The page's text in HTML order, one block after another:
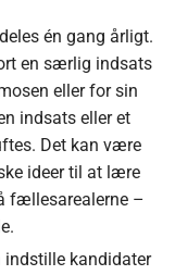
én gang årligt.
en særlig indsats
eller for sin
indsats eller et
Det kan være
ideer til at lære
fællesarealerne –
indstille kandidater